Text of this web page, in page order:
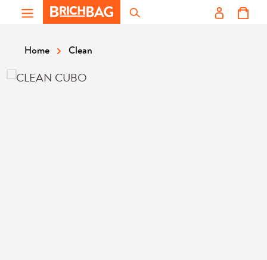
Zum Hauptinhalt springen
Home Clean
Bildergalerie überspringen